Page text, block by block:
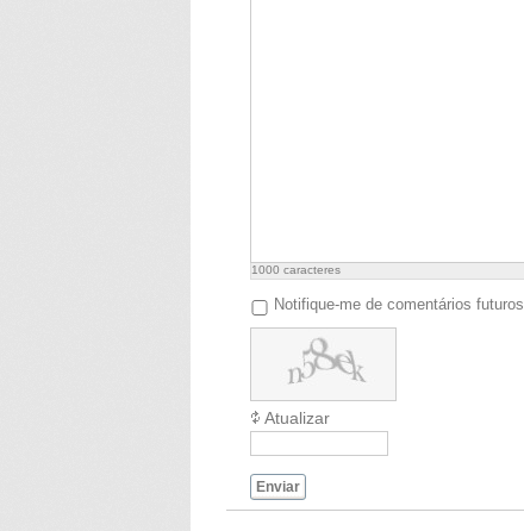
1000 caracteres
Notifique-me de comentários futuros
Atualizar
Enviar